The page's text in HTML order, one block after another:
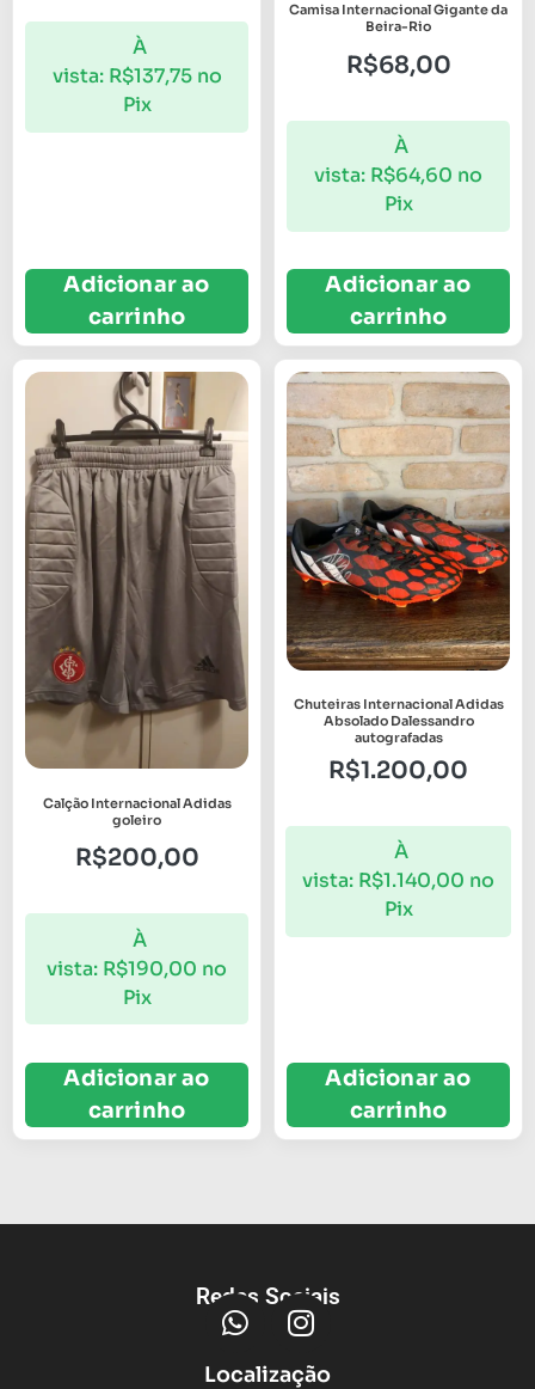
À
vista: R$137,75 no
Pix
Adicionar ao
carrinho
Camisa Internacional Gigante da
Beira-Rio
R$68,00
À
vista: R$64,60 no
Pix
Adicionar ao
carrinho
Calção Internacional Adidas
goleiro
R$200,00
À
vista: R$190,00 no
Pix
Adicionar ao
carrinho
Chuteiras Internacional Adidas
Absolado Dalessandro
autografadas
R$1.200,00
À
vista: R$1.140,00 no
Pix
Adicionar ao
carrinho
Redes Sociais
Localização